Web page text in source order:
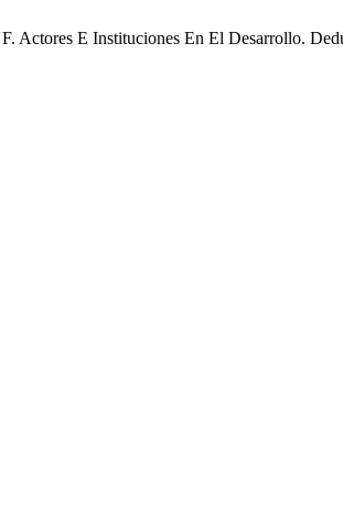
F. Actores E Instituciones En El Desarrollo.